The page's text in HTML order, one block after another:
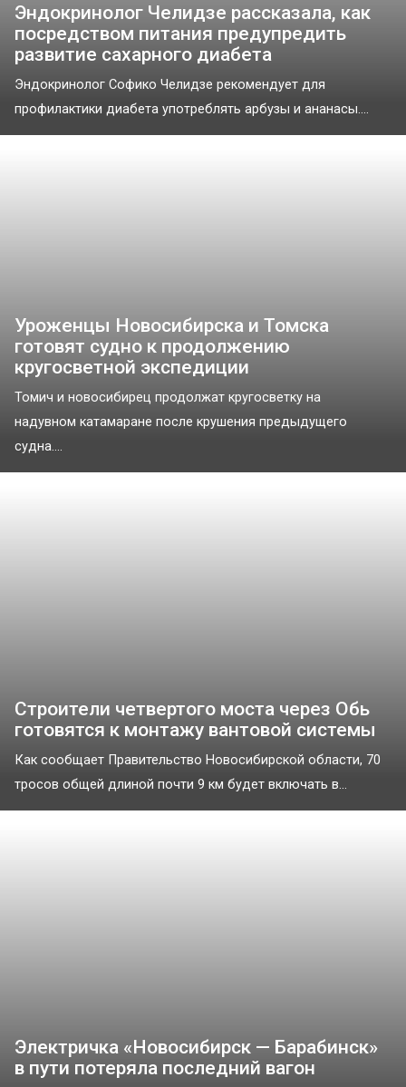
Эндокринолог Челидзе рассказала, как
посредством питания предупредить
развитие сахарного диабета
Эндокринолог Софико Челидзе рекомендует для
профилактики диабета употреблять арбузы и ананасы....
Уроженцы Новосибирска и Томска
готовят судно к продолжению
кругосветной экспедиции
Томич и новосибирец продолжат кругосветку на
надувном катамаране после крушения предыдущего
судна....
Строители четвертого моста через Обь
готовятся к монтажу вантовой системы
Как сообщает Правительство Новосибирской области, 70
тросов общей длиной почти 9 км будет включать в...
Электричка «Новосибирск — Барабинск»
в пути потеряла последний вагон